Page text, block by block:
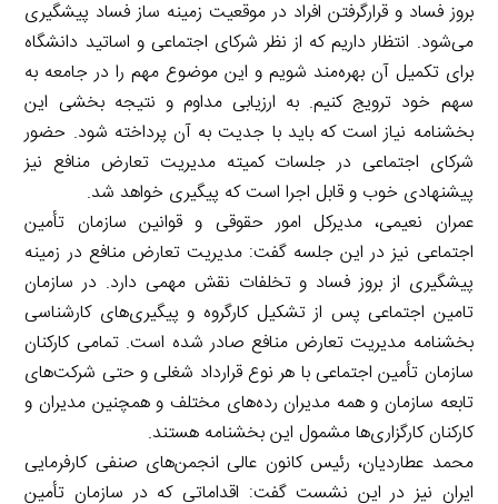
بروز فساد و قرارگرفتن افراد در موقعیت زمینه ساز فساد پیشگیری
می‌شود. انتظار داریم که از نظر شرکای اجتماعی و اساتید دانشگاه
برای تکمیل آن بهره‌مند شویم و این موضوع مهم را در جامعه به
سهم خود ترویج کنیم. به ارزیابی مداوم و نتیجه بخشی این
بخشنامه نیاز است که باید با جدیت به آن پرداخته شود. حضور
شرکای اجتماعی در جلسات کمیته مدیریت تعارض منافع نیز
پیشنهادی خوب و قابل اجرا است که پیگیری خواهد شد.
عمران نعیمی، مدیرکل امور حقوقی و قوانین سازمان تأمین
اجتماعی نیز در این جلسه گفت: مدیریت تعارض منافع در زمینه
پیشگیری از بروز فساد و تخلفات نقش مهمی دارد. در سازمان
تامین اجتماعی پس از تشکیل کارگروه و پیگیری‌های کارشناسی
بخشنامه مدیریت تعارض منافع صادر شده است. تمامی کارکنان
سازمان تأمین اجتماعی با هر نوع قرارداد شغلی و حتی شرکت‌های
تابعه سازمان و همه مدیران رده‌های مختلف و همچنین مدیران و
کارکنان کارگزاری‌ها مشمول این بخشنامه هستند.
محمد عطاردیان، رئیس کانون عالی انجمن‌های صنفی کارفرمایی
ایران نیز در این نشست گفت: اقداماتی که در سازمان تأمین